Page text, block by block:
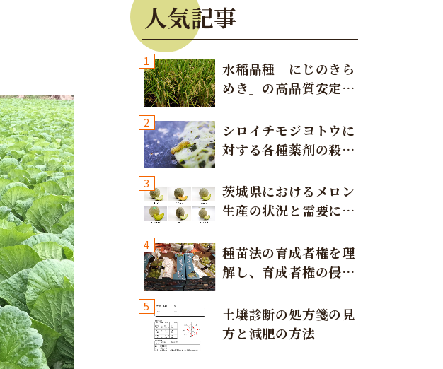
人気記事
1
水稲品種「にじのきら
めき」の高品質安定多
2
シロイチモジヨトウに
対する各種薬剤の殺虫
3
茨城県におけるメロン
生産の状況と需要に応
4
種苗法の育成者権を理
解し、育成者権の侵害
意しましょう！
5
土壌診断の処方箋の見
方と減肥の方法